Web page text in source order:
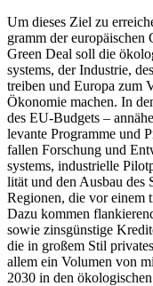
Um dieses Ziel zu
gramm der europäi­schen
Green Deal soll die
systems, der Industrie,
treiben und Europa zum
Ökonomie machen. In
des EU-Budgets –
le­vante Programme und
fallen Forschung und
systems, indus­trielle
lität und den Ausbau des
Regionen, die vor einem
Dazu kommen
sowie zinsgünstige
die in großem Stil
allem ein Volumen von
2030 in den